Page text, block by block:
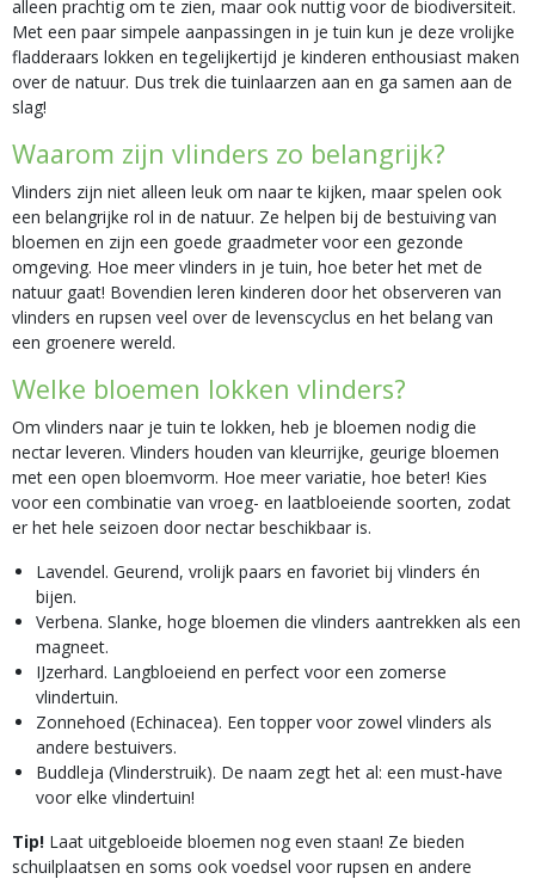
alleen prachtig om te zien, maar ook nuttig voor de biodiversiteit.
Met een paar simpele aanpassingen in je tuin kun je deze vrolijke
fladderaars lokken en tegelijkertijd je kinderen enthousiast maken
over de natuur. Dus trek die tuinlaarzen aan en ga samen aan de
slag!
Waarom zijn vlinders zo belangrijk?
Vlinders zijn niet alleen leuk om naar te kijken, maar spelen ook
een belangrijke rol in de natuur. Ze helpen bij de bestuiving van
bloemen en zijn een goede graadmeter voor een gezonde
omgeving. Hoe meer vlinders in je tuin, hoe beter het met de
natuur gaat! Bovendien leren kinderen door het observeren van
vlinders en rupsen veel over de levenscyclus en het belang van
een groenere wereld.
Welke bloemen lokken vlinders?
Om vlinders naar je tuin te lokken, heb je bloemen nodig die
nectar leveren. Vlinders houden van kleurrijke, geurige bloemen
met een open bloemvorm. Hoe meer variatie, hoe beter! Kies
voor een combinatie van vroeg- en laatbloeiende soorten, zodat
er het hele seizoen door nectar beschikbaar is.
Lavendel. Geurend, vrolijk paars en favoriet bij vlinders én
bijen.
Verbena. Slanke, hoge bloemen die vlinders aantrekken als een
magneet.
IJzerhard. Langbloeiend en perfect voor een zomerse
vlindertuin.
Zonnehoed (Echinacea). Een topper voor zowel vlinders als
andere bestuivers.
Buddleja (Vlinderstruik). De naam zegt het al: een must-have
voor elke vlindertuin!
Tip! Laat uitgebloeide bloemen nog even staan! Ze bieden
schuilplaatsen en soms ook voedsel voor rupsen en andere